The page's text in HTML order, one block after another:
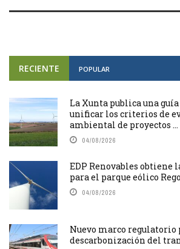
RECIENTE POPULAR
La Xunta publica una
unificar los criterios de
ambiental de proyectos ...
04/08/2026
EDP Renovables obtiene
para el parque eólico
04/08/2026
Nuevo marco regulatorio
descarbonización del